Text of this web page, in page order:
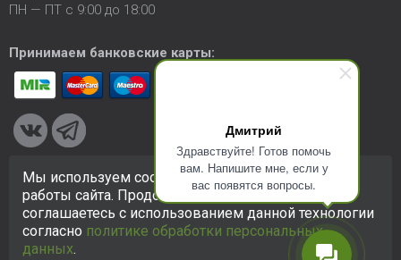
Дмитрий
Здравствуйте! Готов помочь
вам. Напишите мне, если у
вас появятся вопросы.
ПН — ПТ с 9:00 до 18:00
Принимаем банковские карты:
© 2005-2026 ООО «КСК». Сайт https://ksk24.ruсоздан
исключительно в информационных целях и любая информация
на сайте не является публичной офертой.Политика в
отношении персональных данных
Мы используем cookie-файлы для улучшения
работы сайта. Продолжая использовать сайт, вы
соглашаетесь с использованием данной технологии
согласно политике обработки персональных
данных.